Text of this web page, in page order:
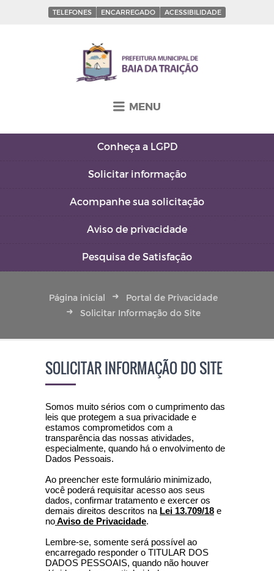
TELEFONES ENCARREGADO ACESSIBILIDADE
MENU
Conheça a LGPD
Solicitar informação
Acompanhe sua solicitação
Aviso de privacidade
Pesquisa de Satisfação
Página inicial
Portal de Privacidade
Solicitar Informação do Site
SOLICITAR INFORMAÇÃO DO SITE
Somos muito sérios com o cumprimento das
leis que protegem a sua privacidade e
estamos comprometidos com a
transparência das nossas atividades,
especialmente, quando há o envolvimento de
Dados Pessoais.
Ao preencher este formulário minimizado,
você poderá requisitar acesso aos seus
dados, confirmar tratamento e exercer os
demais direitos descritos na Lei 13.709/18 e
noAviso de Privacidade.
Lembre-se, somente será possível ao
encarregado responder o TITULAR DOS
DADOS PESSOAIS, quando não houver